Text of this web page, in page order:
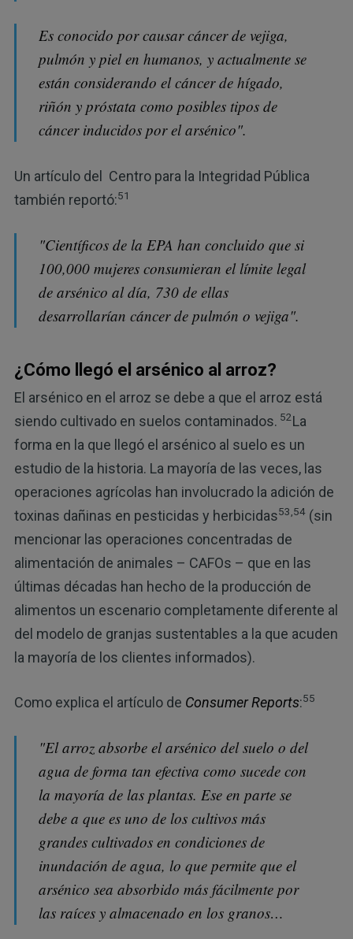
Es conocido por causar cáncer de vejiga,
pulmón y piel en humanos, y actualmente se
están considerando el cáncer de hígado,
riñón y próstata como posibles tipos de
cáncer inducidos por el arsénico".
Un artículo del Centro para la Integridad Pública
también reportó:51
"Científicos de la EPA han concluido que si
100,000 mujeres consumieran el límite legal
de arsénico al día, 730 de ellas
desarrollarían cáncer de pulmón o vejiga".
¿Cómo llegó el arsénico al arroz?
El arsénico en el arroz se debe a que el arroz está
siendo cultivado en suelos contaminados. 52La
forma en la que llegó el arsénico al suelo es un
estudio de la historia. La mayoría de las veces, las
operaciones agrícolas han involucrado la adición de
toxinas dañinas en pesticidas y herbicidas53,54(sin
mencionar las operaciones concentradas de
alimentación de animales – CAFOs – que en las
últimas décadas han hecho de la producción de
alimentos un escenario completamente diferente al
del modelo de granjas sustentables a la que acuden
la mayoría de los clientes informados).
Como explica el artículo de Consumer Reports:55
"El arroz absorbe el arsénico del suelo o del
agua de forma tan efectiva como sucede con
la mayoría de las plantas. Ese en parte se
debe a que es uno de los cultivos más
grandes cultivados en condiciones de
inundación de agua, lo que permite que el
arsénico sea absorbido más fácilmente por
las raíces y almacenado en los granos…